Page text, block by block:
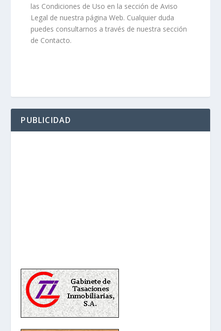
las Condiciones de Uso en la sección de Aviso
Legal de nuestra página Web. Cualquier duda
puedes consultarnos a través de nuestra sección
de Contacto.
PUBLICIDAD